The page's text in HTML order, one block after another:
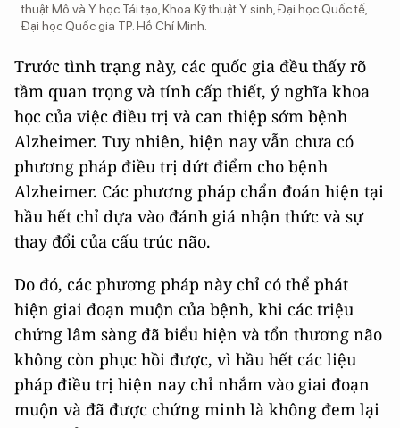
thuật Mô và Y học Tái tạo, Khoa Kỹ thuật Y sinh, Đại học Quốc tế,
Đại học Quốc gia TP. Hồ Chí Minh.
Trước tình trạng này, các quốc gia đều thấy rõ
tầm quan trọng và tính cấp thiết, ý nghĩa khoa
học của việc điều trị và can thiệp sớm bệnh
Alzheimer. Tuy nhiên, hiện nay vẫn chưa có
phương pháp điều trị dứt điểm cho bệnh
Alzheimer. Các phương pháp chẩn đoán hiện tại
hầu hết chỉ dựa vào đánh giá nhận thức và sự
thay đổi của cấu trúc não.
Do đó, các phương pháp này chỉ có thể phát
hiện giai đoạn muộn của bệnh, khi các triệu
chứng lâm sàng đã biểu hiện và tổn thương não
không còn phục hồi được, vì hầu hết các liệu
pháp điều trị hiện nay chỉ nhắm vào giai đoạn
muộn và đã được chứng minh là không đem lại